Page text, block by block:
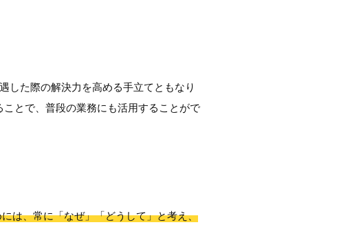
した際の解決力を高める手立てともなり
とで、普段の業務にも活用することがで
は、常に「なぜ」「どうして」と考え、